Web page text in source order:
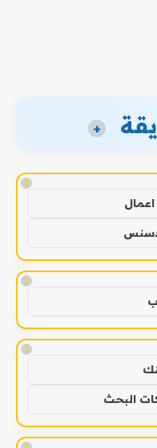
+
!
اعمال
!
!
البحث